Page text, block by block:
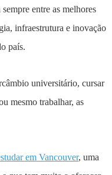
entre as melhores
infraestrutura e inovação
país.
universitário, cursar
mesmo trabalhar, as
em Vancouver, uma